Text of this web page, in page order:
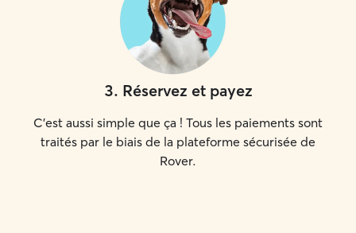
3. Réservez et payez
C'est aussi simple que ça ! Tous les paiements sont
traités par le biais de la plateforme sécurisée de
Rover.